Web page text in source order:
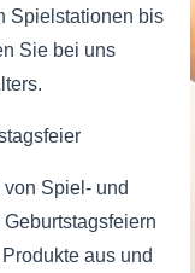
Spielstationen bis
Sie bei uns
Spiel- und
aus und